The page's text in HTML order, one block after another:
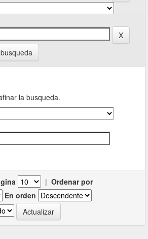
la busqueda.
| Ordenar por
En orden